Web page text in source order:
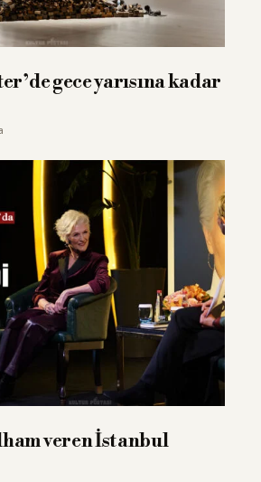
gece yarısına kadar
veren İstanbul